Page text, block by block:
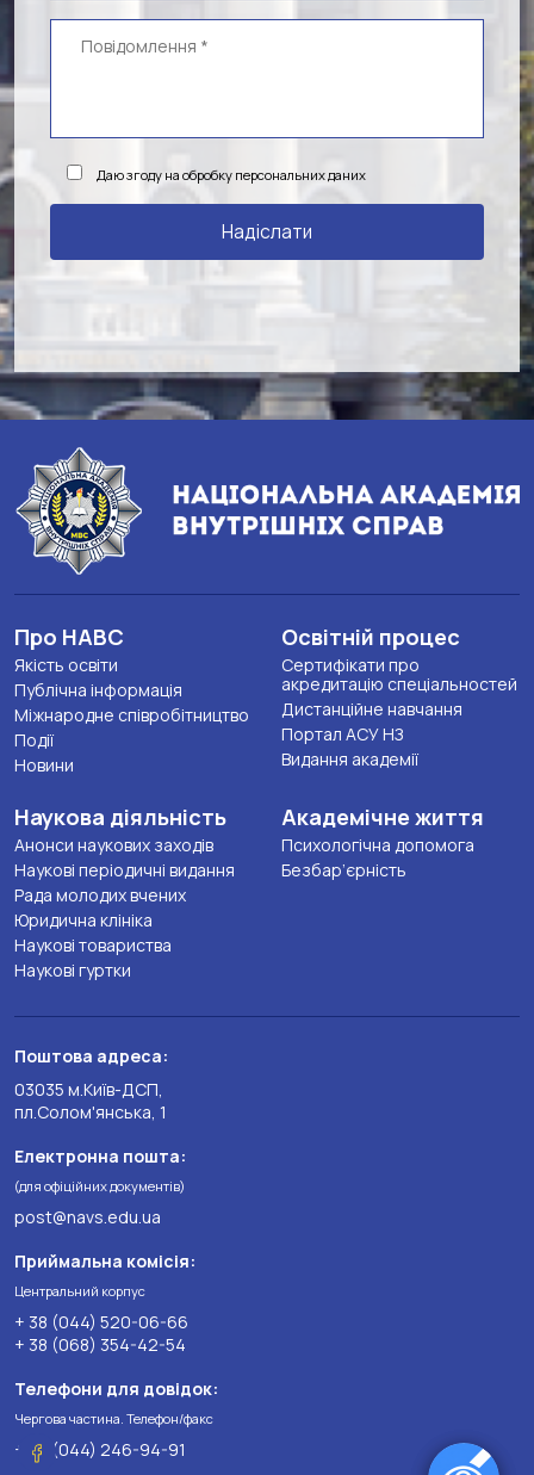
Даю згоду на обробку персональних даних
Про НАВС
Якість освіти
Публічна інформація
Міжнародне співробітництво
Події
Новини
Освітній процес
Сертифікати про
акредитацію спеціальностей
Дистанційне навчання
Портал АСУ НЗ
Видання академії
Наукова діяльність
Анонси наукових заходів
Наукові періодичні видання
Рада молодих вчених
Юридична клініка
Наукові товариства
Наукові гуртки
Академічне життя
Психологічна допомога
Безбар’єрність
Поштова адреса:
03035 м.Київ-ДСП,
пл.Солом'янська, 1
Електронна пошта:
(для офіційних документів)
post@navs.edu.ua
Приймальна комісія:
Центральний корпус
+ 38 (044) 520-06-66
+ 38 (068) 354-42-54
Телефони для довідок:
Чергова частина. Телефон/факс
+ 38 (044) 246-94-91